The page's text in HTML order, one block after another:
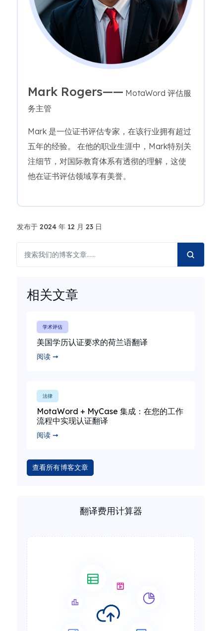
Mark Rogers—— MotaWord 评估服
务主管
Mark 是一位证书评估专家，在该行业拥有超过
五年的经验。 在他的职业生涯中，Mark特别关
注细节，对国际教育体系有透彻的理解，这使
他在证书评估领域享有美誉。
发布于 2024 年 12 月 23 日
相关文章
学术评估
美国学历认证要求的荷兰语翻译
阅读 ➞
法律
MotaWord + MyCase 集成：在您的工作
流程中实现认证翻译
阅读 ➞
查看所有博客文章
翻译费用计算器